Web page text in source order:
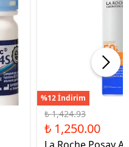
%12 İndirim
₺ 1,424.93
₺ 1,250.00